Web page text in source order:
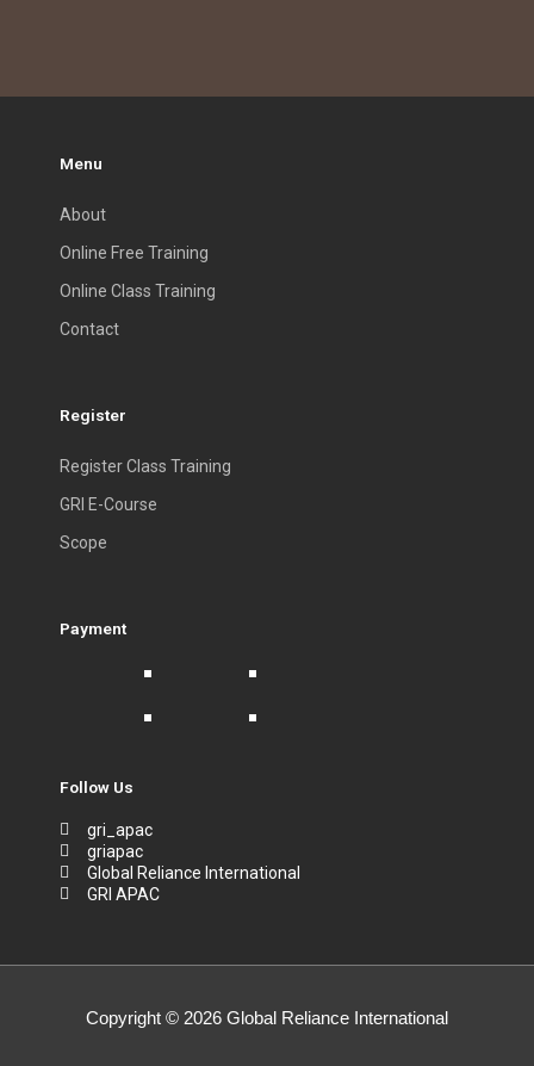
Menu
About
Online Free Training
Online Class Training
Contact
Register
Register Class Training
GRI E-Course
Scope
Payment
Follow Us
gri_apac
griapac
Global Reliance International
GRI APAC
Copyright © 2026 Global Reliance International